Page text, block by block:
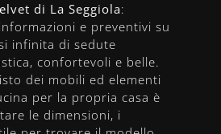
di La Seggiola:
e preventivi su
infinita di sedute
confortevoli e belle.
dei mobili ed elementi
per la propria casa è
le dimensioni, i